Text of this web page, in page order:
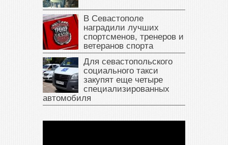
В Севастополе
наградили лучших
спортсменов, тренеров и
ветеранов спорта
Для севастопольского
социального такси
закупят еще четыре
специализированных
автомобиля